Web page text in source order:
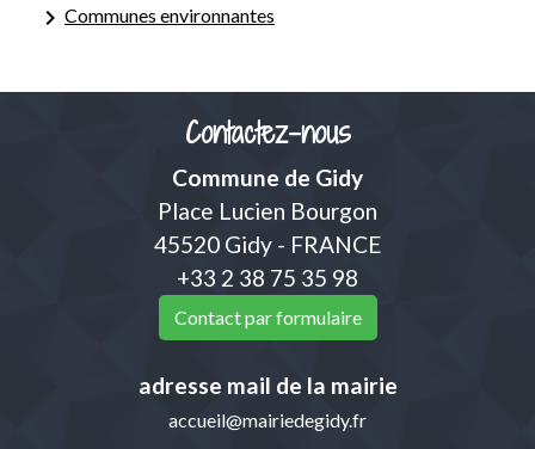
keyboard_arrow_right Communes environnantes
Contactez-nous
Commune de Gidy
Place Lucien Bourgon
45520 Gidy - FRANCE
+33 2 38 75 35 98
Contact par formulaire
adresse mail de la mairie
accueil@mairiedegidy.fr